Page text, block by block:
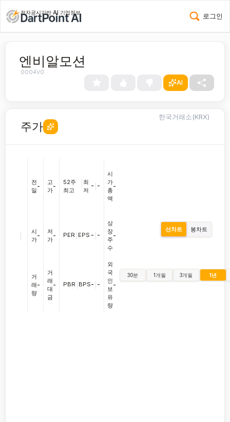
전자공시기반 AI 기업정보 로그인
엔비알모션
0004V0
AI
주가
한국거래소(KRX)
전
일
-
시
가
-
거
래
량
-
고
가
-
저
가
-
거
래
대
금
-
52주
최고
최
저
- -
PER EPS - -
PBR BPS- -
시
가
총
액
-
상
장
주
수
-
외
국
인
보
유
량
-
선차트 봉차트
30분 1개월 3개월 1년